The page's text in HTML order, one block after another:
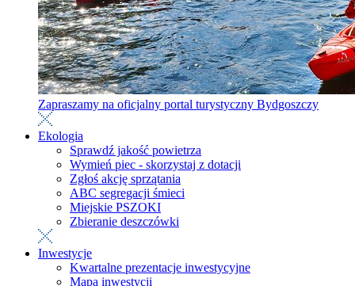
Zapraszamy na oficjalny portal turystyczny Bydgoszczy
Ekologia
Sprawdź jakość powietrza
Wymień piec - skorzystaj z dotacji
Zgłoś akcję sprzątania
ABC segregacji śmieci
Miejskie PSZOKI
Zbieranie deszczówki
Inwestycje
Kwartalne prezentacje inwestycyjne
Mapa inwestycji